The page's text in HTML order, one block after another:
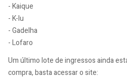
- Kaique
- K-lu
- Gadelha
- Lofaro
Um último lote de ingressos ainda
compra, basta acessar o site: